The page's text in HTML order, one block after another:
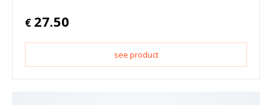
€ 27.50
see product